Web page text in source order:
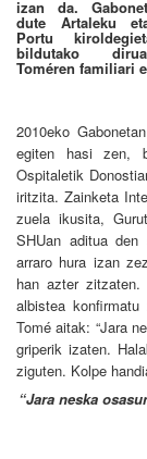
izan da.
dute Artaleku
Portu
bildutako
Toméren familiari
2010eko
egiten hasi zen,
Ospitaletik
iritzita. Zainketa
zuela ikusita,
SHUan aditua den
arraro hura izan
han azter
albistea
Tomé aitak: “Jara
griperik izaten.
ziguten. Kolpe
“Jara neska